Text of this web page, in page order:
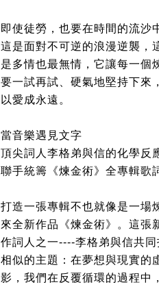
即使徒勞，也要在時間的流沙
這是面對不可逆的浪漫逆襲，
是多情也最無情，它讓每一個
要一試再試、硬氣地堅持下來
以愛成永遠。
當音樂遇見文字
頂尖詞人李格弟與信的化學反
聯手統籌《煉金術》全專輯歌
打造一張專輯不也就像是一場
來全新作品《煉金術》。這張
作詞人之一----李格弟與信共
相似的主題：在夢想與現實的
影，我們在反覆循環的過程中